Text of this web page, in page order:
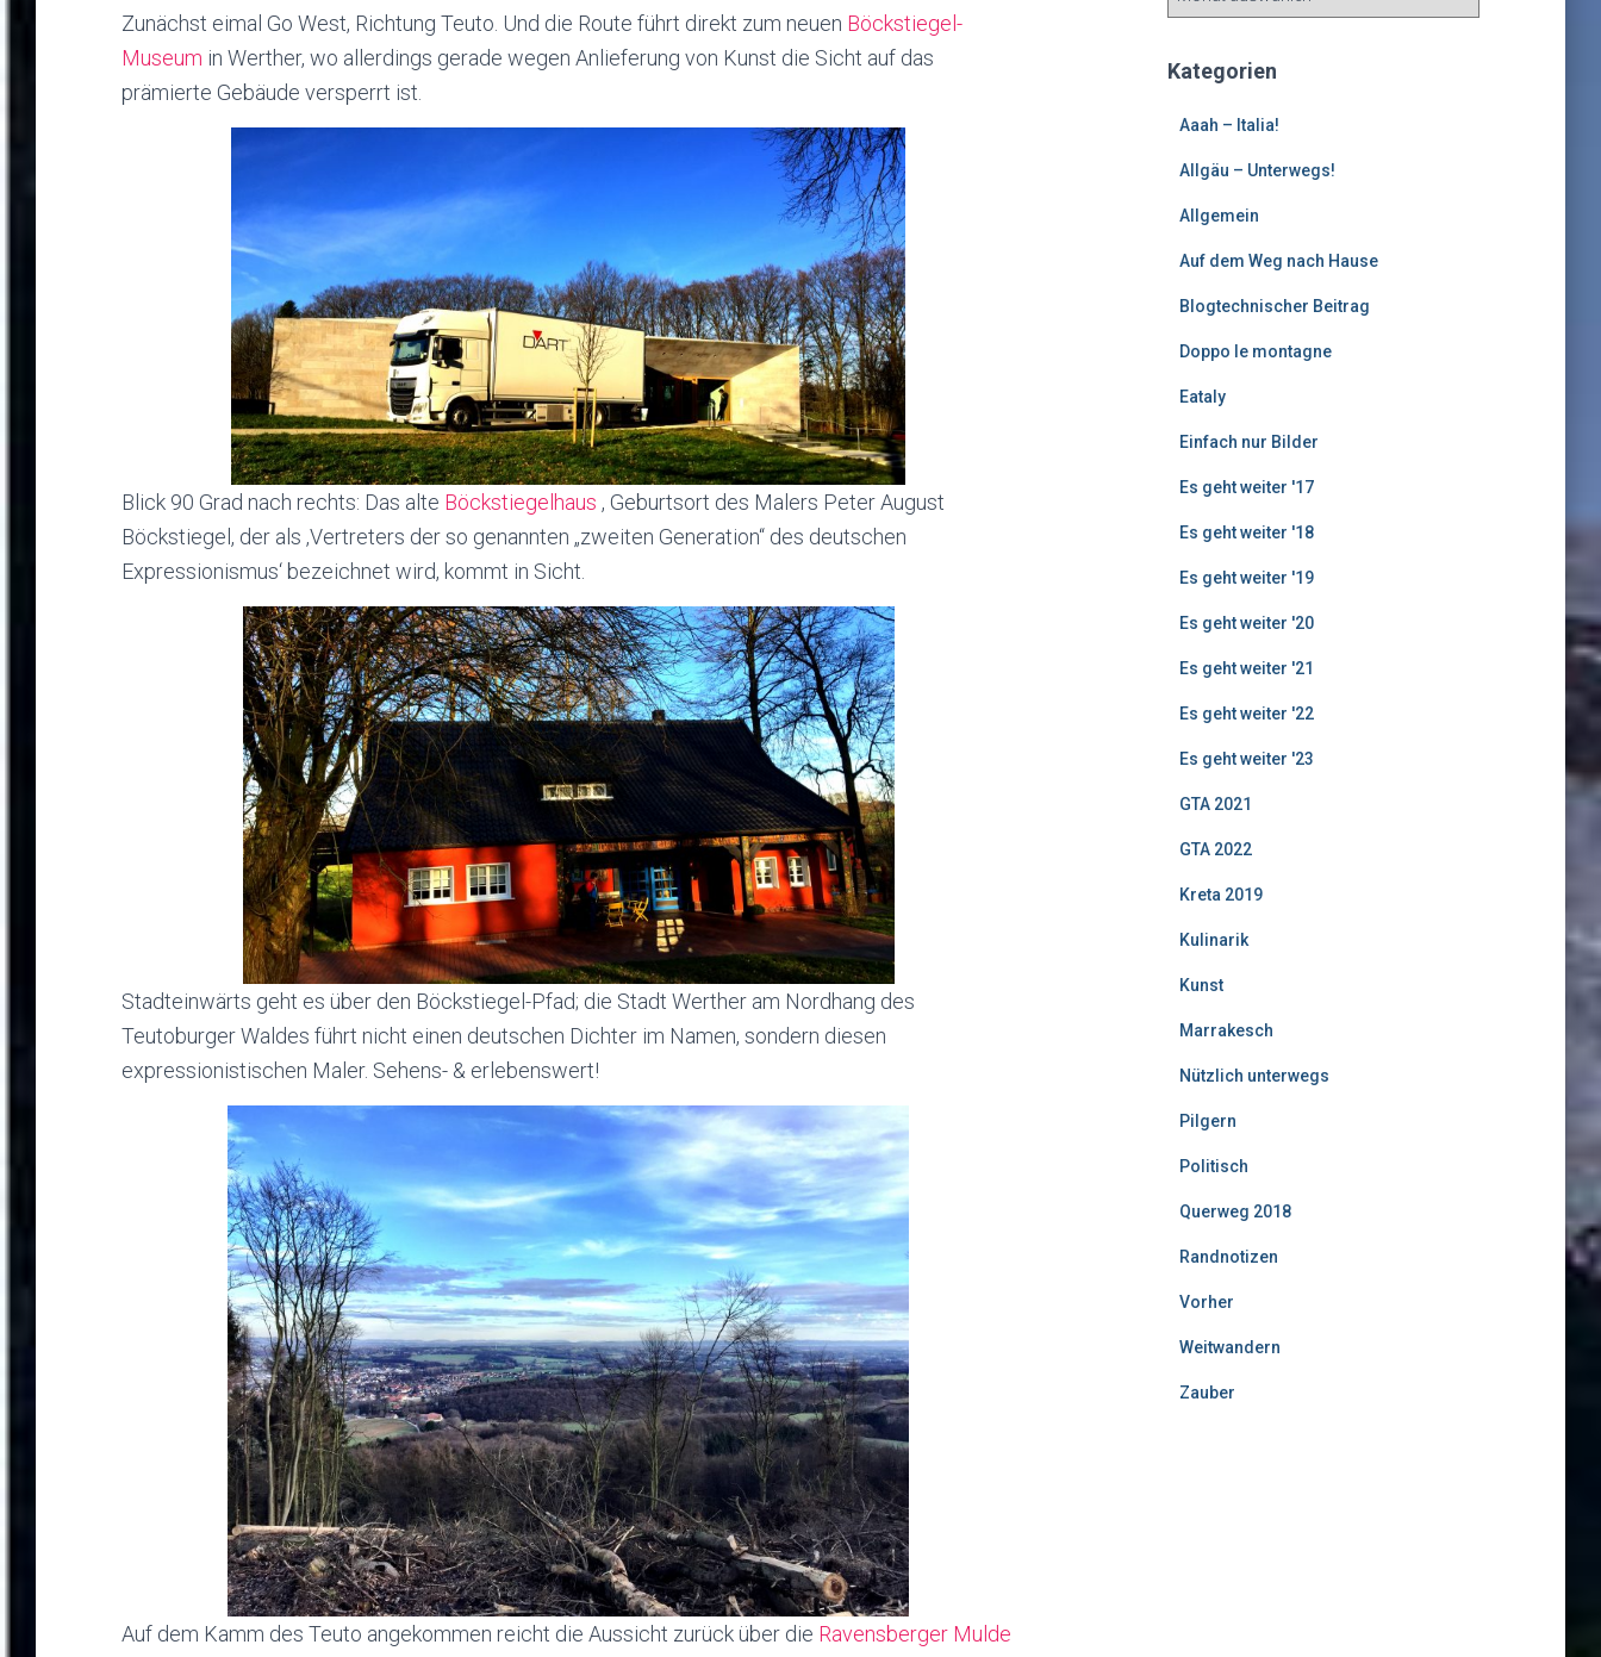
Zunächst eimal Go West, Richtung Teuto. Und die Route führt direkt zum neuen Böckstiegel-
Museum in Werther, wo allerdings gerade wegen Anlieferung von Kunst die Sicht auf das
prämierte Gebäude versperrt ist.
Blick 90 Grad nach rechts: Das alte Böckstiegelhaus , Geburtsort des Malers Peter August
Böckstiegel, der als ‚Vertreters der so genannten „zweiten Generation“ des deutschen
Expressionismus‘ bezeichnet wird, kommt in Sicht.
Stadteinwärts geht es über den Böckstiegel-Pfad; die Stadt Werther am Nordhang des
Teutoburger Waldes führt nicht einen deutschen Dichter im Namen, sondern diesen
expressionistischen Maler. Sehens- & erlebenswert!
Auf dem Kamm des Teuto angekommen reicht die Aussicht zurück über die Ravensberger Mulde
e
Kategorien
Aaah – Italia!
Allgäu – Unterwegs!
Allgemein
Auf dem Weg nach Hause
Blogtechnischer Beitrag
Doppo le montagne
Eataly
Einfach nur Bilder
Es geht weiter '17
Es geht weiter '18
Es geht weiter '19
Es geht weiter '20
Es geht weiter '21
Es geht weiter '22
Es geht weiter '23
GTA 2021
GTA 2022
Kreta 2019
Kulinarik
Kunst
Marrakesch
Nützlich unterwegs
Pilgern
Politisch
Querweg 2018
Randnotizen
Vorher
Weitwandern
Zauber